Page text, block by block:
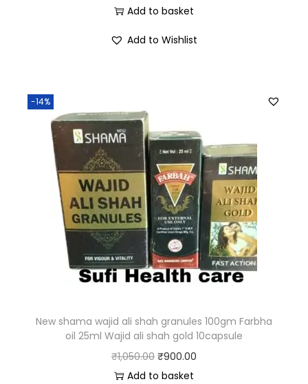
Add to basket
Add to Wishlist
-14%
New shama wajid ali shah granules 100gm Farbha
oil 25ml Wajid ali shah gold 10capsule
₹1,050.00 ₹900.00
Add to basket